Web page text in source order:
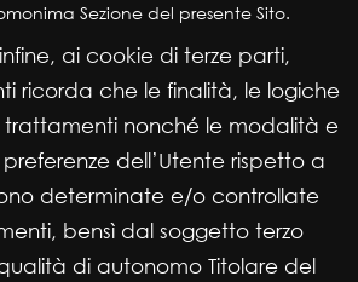
Sezione del presente Sito.
ai cookie di terze parti,
ricorda che le finalità, le logiche
trattamenti nonché le modalità e
dell’Utente rispetto a
determinate e/o controllate
bensì dal soggetto terzo
di autonomo Titolare del